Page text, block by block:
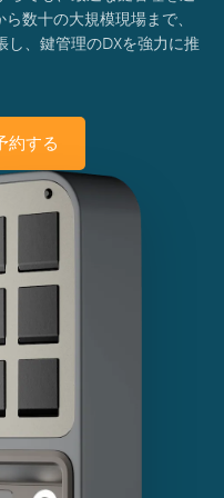
数十の大規模現場まで、
し、鍵管理のDXを強力に推
約する